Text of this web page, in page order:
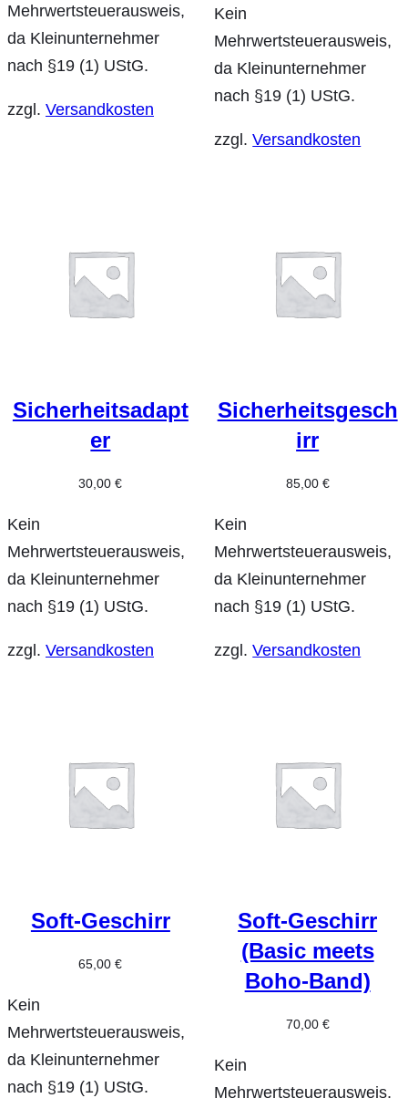
Mehrwertsteuerausweis,
da Kleinunternehmer
nach §19 (1) UStG.
zzgl. Versandkosten
Kein
Mehrwertsteuerausweis,
da Kleinunternehmer
nach §19 (1) UStG.
zzgl.Versandkosten
Sicherheitsadapt
er
30,00€
Kein
Mehrwertsteuerausweis,
da Kleinunternehmer
nach §19 (1) UStG.
zzgl. Versandkosten
Sicherheitsgesch
irr
85,00 €
Kein
Mehrwertsteuerausweis,
da Kleinunternehmer
nach §19 (1) UStG.
zzgl.Versandkosten
Soft-Geschirr
65,00€
Kein
Mehrwertsteuerausweis,
da Kleinunternehmer
nach §19 (1) UStG.
Soft-Geschirr
(Basic meets
Boho-Band)
70,00 €
Kein
Mehrwertsteuerausweis,